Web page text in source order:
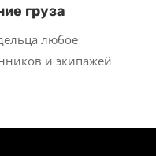
груза
любое
и экипажей